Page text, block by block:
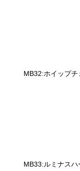
MB32:ホイップチ
MB33:ルミナスハ